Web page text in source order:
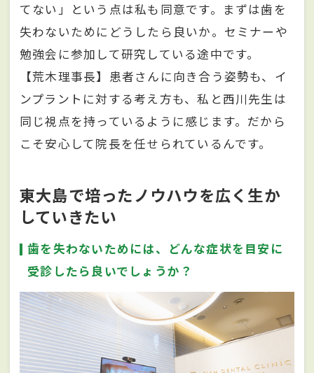
てない」という点は私も同意です。まずは歯を
失わないためにどうしたら良いか。セミナーや
勉強会に参加して研究している途中です。
【荒木理事長】患者さんに向き合う姿勢も、イ
ンプラントに対する考え方も、私と西川先生は
同じ視点を持っているように感じます。だから
こそ安心して院長を任せられているんです。
東大島で培ったノウハウを広く生か
していきたい
歯を失わないためには、どんな症状を目安に
受診したら良いでしょうか？